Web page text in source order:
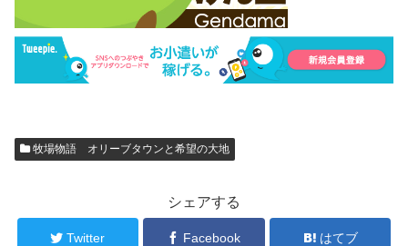
牧場物語 オリーブタウンと希望の大地
シェアする
Twitter Facebook はてブ